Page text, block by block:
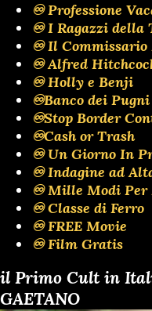
♾️ Professione
♾️ I Ragazzi della
♾️ Il Commissario
♾️ Alfred
♾️ Holly e Benji
♾️Banco dei Pugni
♾️Stop Border
♾️Cash or Trash
♾️ Un Giorno In
♾️ Indagine ad
♾️ Mille Modi Per
♾️ Classe di Ferro
♾️ FREE Movie
♾️ Film Gratis
il Primo Cult in
GAETANO